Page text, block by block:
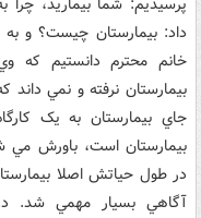
داد: بيمارستان چيست؟ و
بيمارستان نرفته و نمي
جاي بيمارستان به يک
بيمارستان است، باورش مي
در طول حياتش اصلا
آگاهي بسيار مهمي شد. در